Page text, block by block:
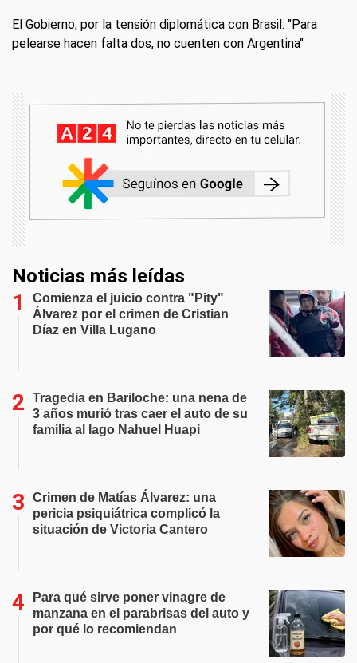
El Gobierno, por la tensión diplomática con Brasil: "Para
pelearse hacen falta dos, no cuenten con Argentina"
Noticias más leídas
Comienza el juicio contra "Pity"
Álvarez por el crimen de Cristian
Díaz en Villa Lugano
Tragedia en Bariloche: una nena de
3 años murió tras caer el auto de su
familia al lago Nahuel Huapi
Crimen de Matías Álvarez: una
pericia psiquiátrica complicó la
situación de Victoria Cantero
Para qué sirve poner vinagre de
manzana en el parabrisas del auto y
por qué lo recomiendan